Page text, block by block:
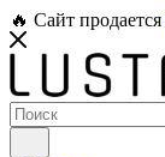
🔥 Сайт продается